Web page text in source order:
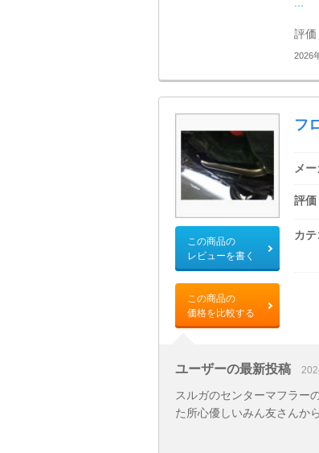
評価
2026
この商品の
レビューを書く
この商品の
価格を比較する
フ
メ
評価
カテ
ユーザーの最新投稿
スルガのセンターマフラー
た所心優しいみん友さんか